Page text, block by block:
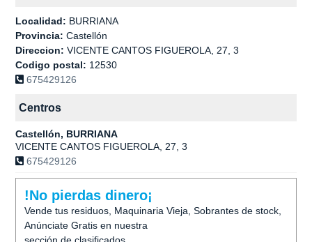
Localidad: BURRIANA
Provincia: Castellón
Direccion: VICENTE CANTOS FIGUEROLA, 27, 3
Codigo postal: 12530
675429126
Centros
Castellón, BURRIANA
VICENTE CANTOS FIGUEROLA, 27, 3
675429126
!No pierdas dinero¡
Vende tus residuos, Maquinaria Vieja, Sobrantes de stock,
Anúnciate Gratis en nuestra